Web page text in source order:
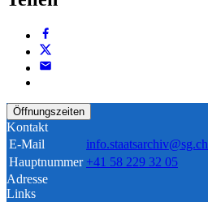
Öffnungszeiten
Kontakt
E-Mail
info.staatsarchiv@sg.ch
Hauptnummer +41 58 229 32 05
Adresse
Links